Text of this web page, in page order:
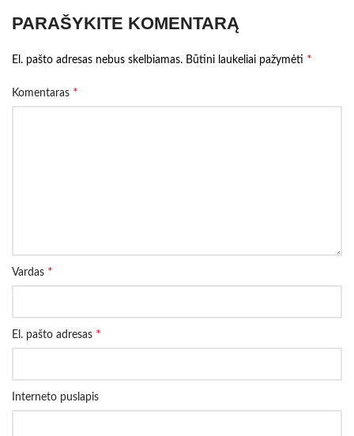
PARAŠYKITE KOMENTARĄ
El. pašto adresas nebus skelbiamas. Būtini laukeliai pažymėti *
Komentaras *
Vardas *
El. pašto adresas *
Interneto puslapis